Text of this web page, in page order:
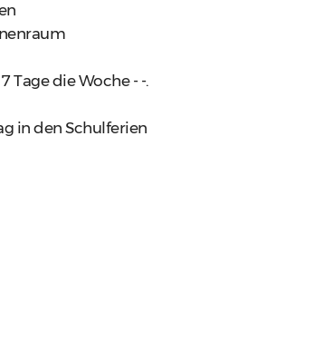
Tage die Woche - -.
in den Schulferien